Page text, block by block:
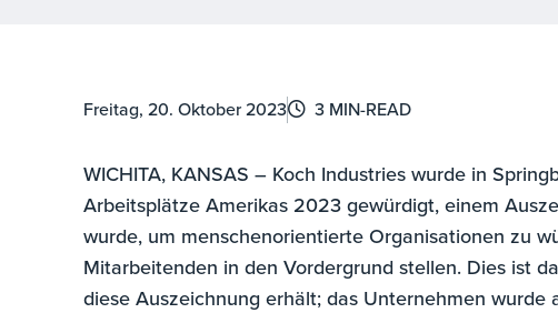
Freitag, 20. Oktober 2023 3 MIN-READ
WICHITA, KANSAS – Koch Industries wurde in
Arbeitsplätze Amerikas 2023 gewürdigt, einem
wurde, um menschenorientierte Organisationen zu
Mitarbeitenden in den Vordergrund stellen. Dies ist
diese Auszeichnung erhält; das Unternehmen